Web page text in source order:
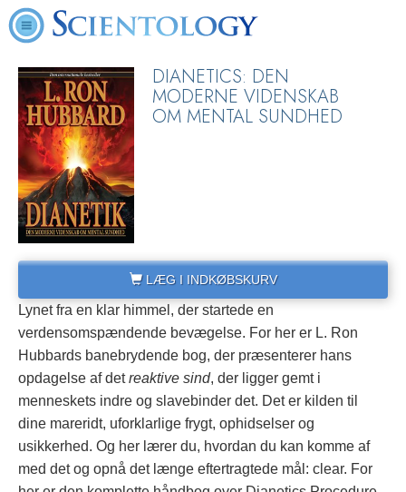
DIANETICS: DEN
MODERNE VIDENSKAB
OM MENTAL SUNDHED
LÆG I INDKØBSKURV
Lynet fra en klar himmel, der startede en
verdensomspændende bevægelse. For her er L. Ron
Hubbards banebrydende bog, der præsenterer hans
opdagelse af detreaktive sind, der ligger gemt i
menneskets indre og slavebinder det. Det er kilden til
dine mareridt, uforklarlige frygt, ophidselser og
usikkerhed. Og her lærer du, hvordan du kan komme af
med det og opnå det længe eftertragtede mål: clear. For